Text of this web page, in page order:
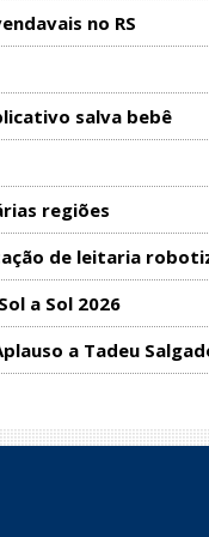
no RS
salva bebê
regiões
de leitaria
a Sol 2026
a Tadeu